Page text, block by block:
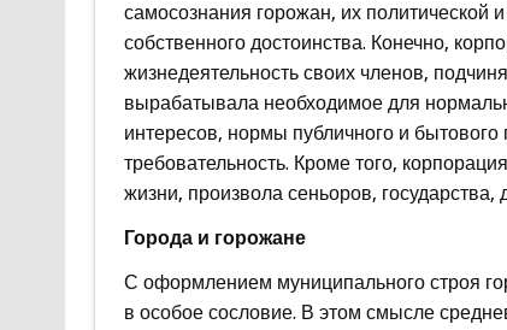
самосознания горожан, их политической
собственного достоинства. Конечно,
жизнедеятельность своих членов,
вырабатывала необходимое для
интересов, нормы публичного и
требовательность. Кроме того,
жизни, произвола сеньоров, государства,
Города и горожане
С оформлением муниципального строя
в особое сословие. В этом смысле